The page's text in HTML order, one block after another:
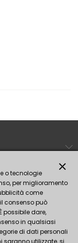
close
o tecnologie
per miglioramento
come
consenso può
possibile dare,
in qualsiasi
di dati personali
utilizzate, si